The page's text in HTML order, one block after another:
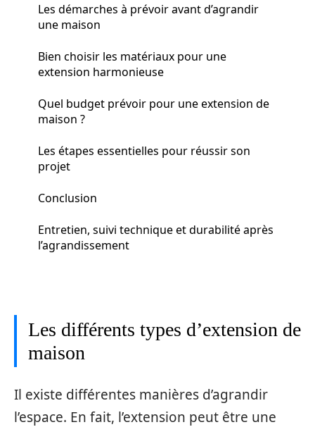
Les démarches à prévoir avant d’agrandir
une maison
Bien choisir les matériaux pour une
extension harmonieuse
Quel budget prévoir pour une extension de
maison ?
Les étapes essentielles pour réussir son
projet
Conclusion
Entretien, suivi technique et durabilité après
l’agrandissement
Les différents types d’extension de
maison
Il existe différentes manières d’agrandir
l’espace. En fait, l’extension peut être une